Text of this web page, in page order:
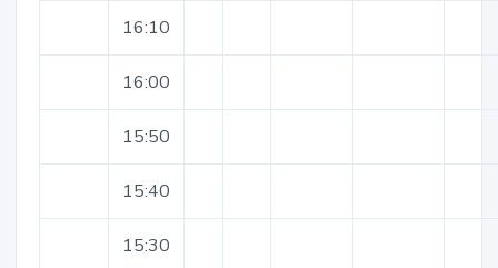
16:10
16:00
15:50
15:40
15:30